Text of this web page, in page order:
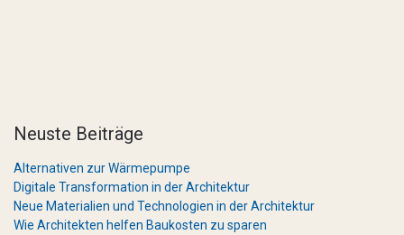
Neuste Beiträge
Alternativen zur Wärmepumpe
Digitale Transformation in der Architektur
Neue Materialien und Technologien in der Architektur
Wie Architekten helfen Baukosten zu sparen